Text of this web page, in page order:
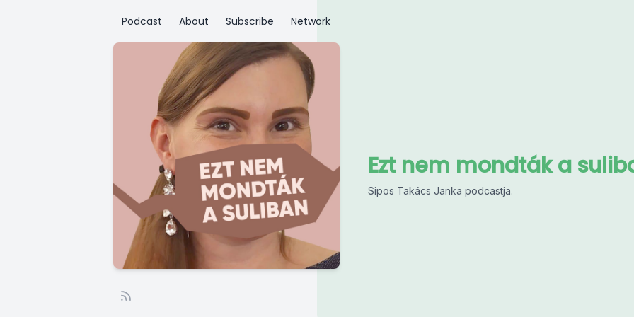
Podcast About Subscribe Network
Ezt nem mondták a
Sipos Takács Janka podcastja.